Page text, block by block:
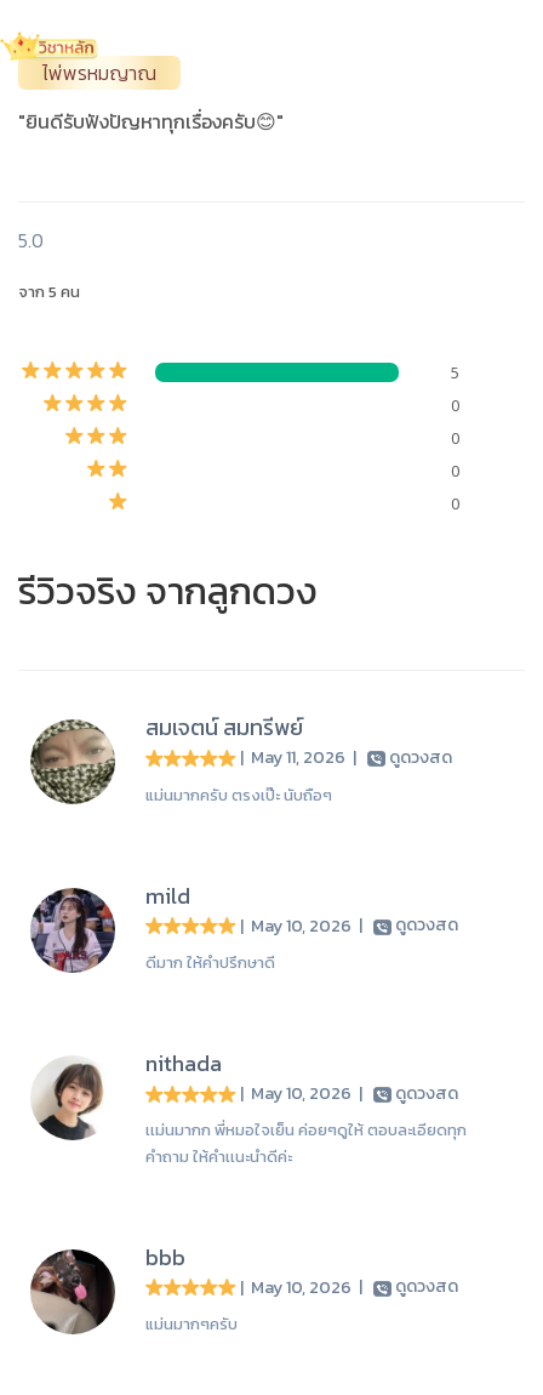
ไพ่พรหมญาณ
"ยินดีรับฟังปัญหาทุกเรื่องครับ😊"
5.0
จาก 5 คน
5
0
0
0
0
รีวิวจริง จากลูกดวง
สมเจตน์ สมทรีพย์
| May 11, 2026 | ดูดวงสด
แม่นมากครับ ตรงเป๊ะ นับถือๆ
mild
| May 10, 2026 | ดูดวงสด
ดีมาก ให้คำปรึกษาดี
nithada
| May 10, 2026 | ดูดวงสด
เเม่นมากก พี่หมอใจเย็น ค่อยๆดูให้ ตอบละเอียดทุก
คำถาม ให้คำเเนะนำดีค่ะ
bbb
| May 10, 2026 | ดูดวงสด
แม่นมากๆครับ